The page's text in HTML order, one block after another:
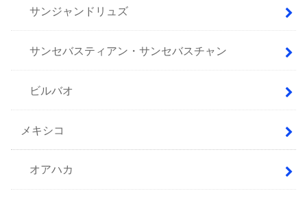
サンジャンドリュズ
サンセバスティアン・サンセバスチャン
ビルバオ
メキシコ
オアハカ